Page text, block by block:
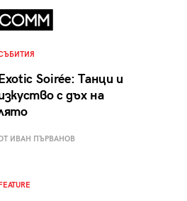
Soirée: Танци и
с дъх на
ИВАН ПЪРВАНОВ